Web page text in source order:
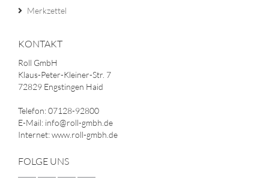
Merkzettel
KONTAKT
Roll GmbH
Klaus-Peter-Kleiner-Str. 7
72829 Engstingen Haid
Telefon: 07128-92800
E-Mail: info@roll-gmbh.de
Internet: www.roll-gmbh.de
FOLGE UNS